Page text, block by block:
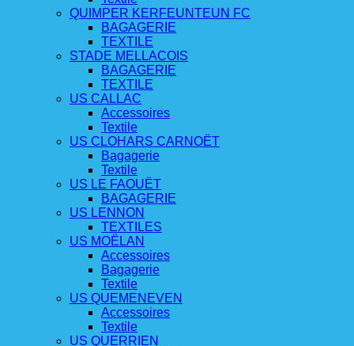
QUIMPER KERFEUNTEUN FC
BAGAGERIE
TEXTILE
STADE MELLACOIS
BAGAGERIE
TEXTILE
US CALLAC
Accessoires
Textile
US CLOHARS CARNOËT
Bagagerie
Textile
US LE FAOUËT
BAGAGERIE
US LENNON
TEXTILES
US MOËLAN
Accessoires
Bagagerie
Textile
US QUEMENEVEN
Accessoires
Textile
US QUERRIEN